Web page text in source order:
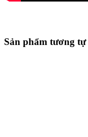
Sản phẩm tương tự